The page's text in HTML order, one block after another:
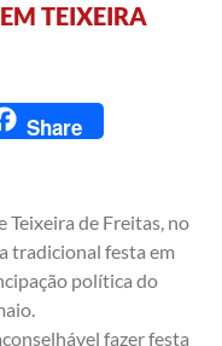
TEIXEIRA
Share
de Freitas, no
tradicional festa em
política do
fazer festa